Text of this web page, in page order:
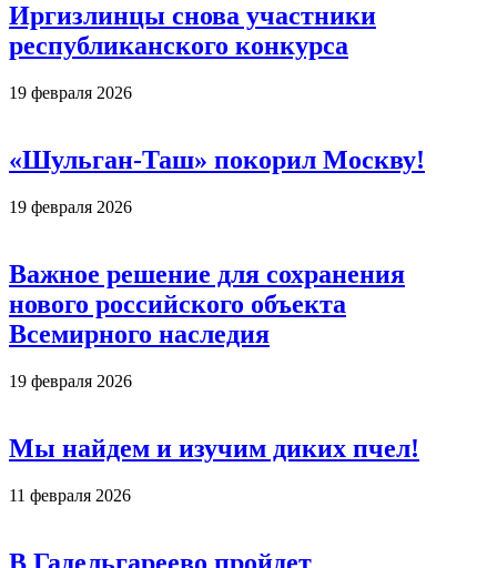
Иргизлинцы снова участники
республиканского конкурса
19 февраля 2026
«Шульган-Таш» покорил Москву!
19 февраля 2026
Важное решение для сохранения
нового российского объекта
Всемирного наследия
19 февраля 2026
Мы найдем и изучим диких пчел!
11 февраля 2026
В Гадельгареево пройдет